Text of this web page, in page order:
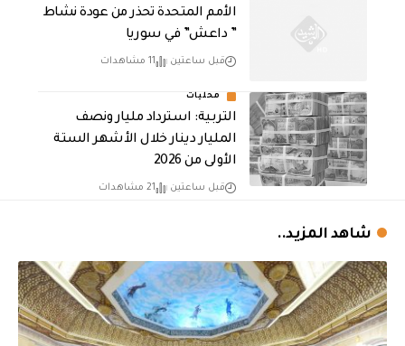
الأمم المتحدة تحذر من عودة نشاط
” داعش” في سوريا
قبل ساعتين 11 مشاهدات
محليات
التربية: استرداد مليار ونصف
المليار دينار خلال الأشهر الستة
الأولى من 2026
قبل ساعتين 21 مشاهدات
شاهد المزيد..